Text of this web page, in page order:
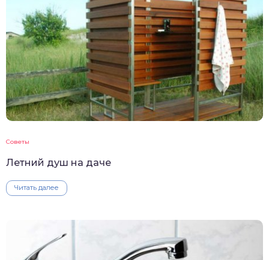
Советы
Летний душ на даче
Читать далее